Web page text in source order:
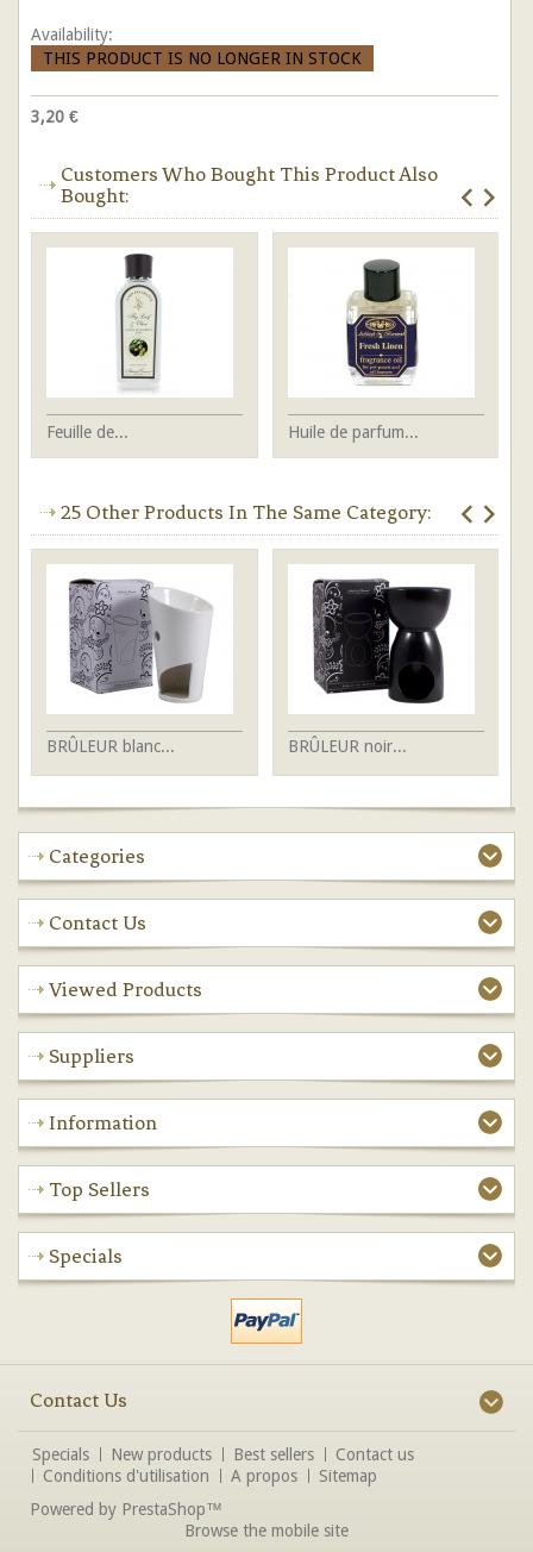
Availability:
THIS PRODUCT IS NO LONGER IN STOCK
3,20 €
Customers Who Bought This Product Also
Bought:
Feuille de... Huile de parfum...
25 Other Products In The Same Category:
BRÛLEUR blanc... BRÛLEUR noir...
Categories
Contact Us
Viewed Products
Suppliers
Information
Top Sellers
Specials
Contact Us
Specials New products Best sellers
Contact us
Conditions d'utilisation
A propos
Sitemap
Powered by PrestaShop™
Browse the mobile site